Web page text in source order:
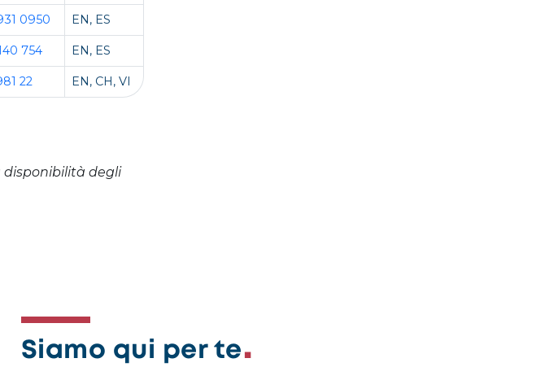
0950 EN, ES
754 EN, ES
22 EN, CH, VI
disponibilità degli
Siamo qui per te